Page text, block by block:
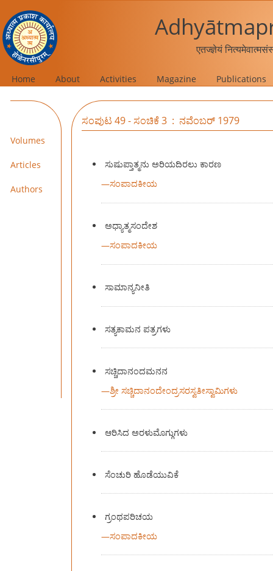
एतज्ज्ञेयं
Home About Activities Magazine Publications
Volumes
Articles
Authors
ಸಂಪುಟ 49 - ಸಂಚಿಕೆ 3 : ನವೆಂಬರ್ 1979
ಸುಷುಪ್ತಾತ್ಮನು ಅರಿಯದಿರಲು ಕಾರಣ
—ಸಂಪಾದಕೀಯ
ಅಧ್ಯಾತ್ಮಸಂದೇಶ
—ಸಂಪಾದಕೀಯ
ಸಾಮಾನ್ಯನೀತಿ
ಸತ್ಯಕಾಮನ ಪತ್ರಗಳು
ಸಚ್ಚಿದಾನಂದಮನನ
—ಶ್ರೀ ಸಚ್ಚಿದಾನಂದೇಂದ್ರಸರಸ್ವತೀಸ್ವಾಮಿಗಳು
ಆರಿಸಿದ ಅರಳುಮೊಗ್ಗುಗಳು
ಸೆಂಚುರಿ ಹೊಡೆಯುವಿಕೆ
ಗ್ರಂಥಪರಿಚಯ
—ಸಂಪಾದಕೀಯ